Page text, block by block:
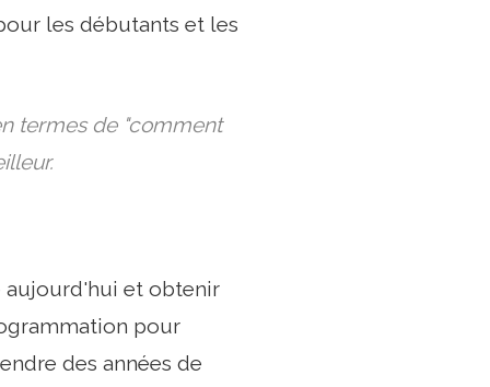
les débutants et les
termes de "comment
aujourd'hui et obtenir
pour
des années de